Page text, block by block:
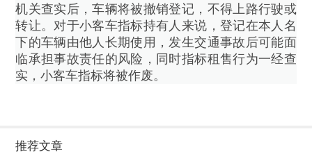
机关查实后，车辆将被撤销登记，不得上路行驶或
转让。对于小客车指标持有人来说，登记在本人名
下的车辆由他人长期使用，发生交通事故后可能面
临承担事故责任的风险，同时指标租售行为一经查
实，小客车指标将被作废。
推荐文章